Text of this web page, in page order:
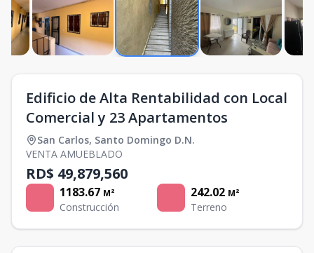
Edificio de Alta Rentabilidad con Local
Comercial y 23 Apartamentos
San Carlos, Santo Domingo D.N.
VENTA AMUEBLADO
RD$ 49,879,560
1183.67 M²
Construcción
242.02 M²
Terreno